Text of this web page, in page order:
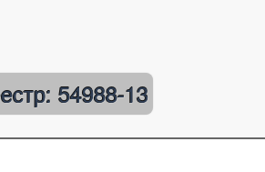
54988-13